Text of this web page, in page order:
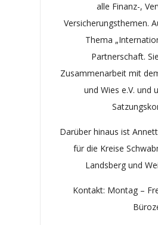
alle Finanz-,
Versicherungsthemen.
Thema
Partnerschaft.
Zusammenarbeit mit
und Wies e.V. und
Darüber hinaus ist
für die Kreise
Landsberg und
Kontakt: Montag –